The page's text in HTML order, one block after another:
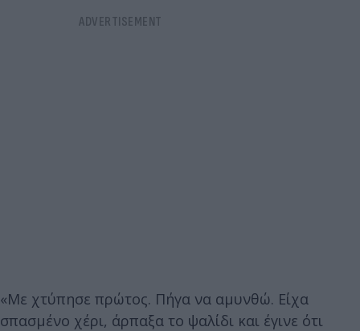
«Με χτύπησε πρώτος. Πήγα να αμυνθώ. Είχα
σπασμένο χέρι, άρπαξα το ψαλίδι και έγινε ότι